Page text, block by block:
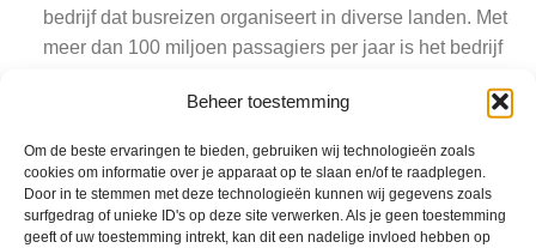
Beheer toestemming
Om de beste ervaringen te bieden, gebruiken wij technologieën zoals
cookies om informatie over je apparaat op te slaan en/of te raadplegen.
Door in te stemmen met deze technologieën kunnen wij gegevens zoals
surfgedrag of unieke ID's op deze site verwerken. Als je geen toestemming
geeft of uw toestemming intrekt, kan dit een nadelige invloed hebben op
bedrijf dat busreizen organiseert in diverse landen. Met
meer dan 100 miljoen passagiers per jaar is het bedrijf
belangrijke rol bij het verzorgen van busreizen.
OV gewoonten Spanje
Goed, nu je enigszins bekend bent met het reizen met het
openbaar vervoer in Spanje. Maar er is nog meer te